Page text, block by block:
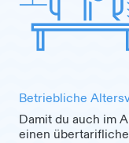
Betriebliche
Damit du auch im
einen